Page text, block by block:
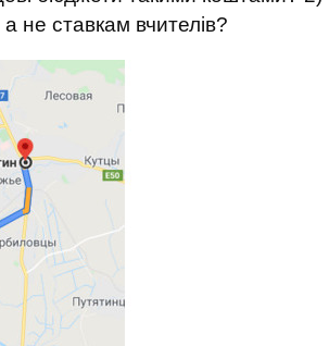
не ставкам вчителів?